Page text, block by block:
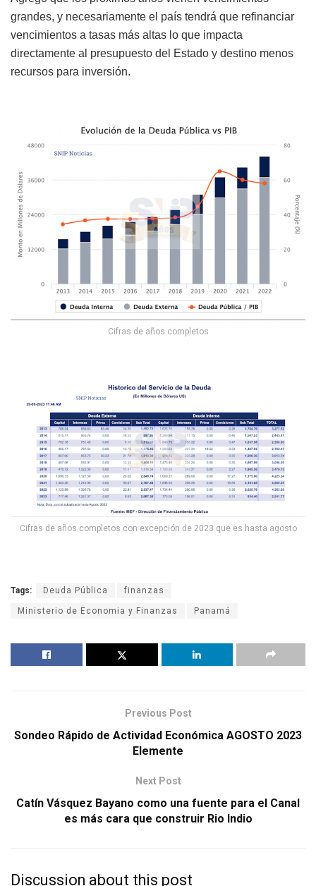
grandes, y necesariamente el país tendrá que refinanciar
vencimientos a tasas más altas lo que impacta
directamente al presupuesto del Estado y destino menos
recursos para inversión.
Cifras de años completos
Cifras de años completos con excepción de 2023 que es hasta agosto
Tags: Deuda Pública finanzas
Ministerio de Economia y Finanzas Panamá
Previous Post
Sondeo Rápido de Actividad Económica AGOSTO 2023
Elemente
Next Post
Catín Vásquez Bayano como una fuente para el Canal
es más cara que construir Rio Indio
Discussion about this post